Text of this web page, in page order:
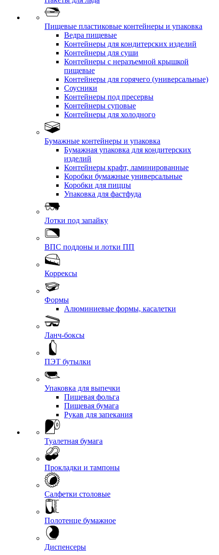
Пищевые пластиковые контейнеры и упаковка
Ведра пищевые
Контейнеры для кондитерских изделий
Контейнеры для суши
Контейнеры с неразъемной крышкой
пищевые
Контейнеры для горячего (универсальные)
Соусники
Контейнеры под пресервы
Контейнеры суповые
Контейнеры для холодного
Бумажные контейнеры и упаковка
Бумажная упаковка для кондитерских
изделий
Контейнеры крафт, ламинированные
Коробки бумажные универсальные
Коробки для пиццы
Упаковка для фастфуда
Лотки под запайку
ВПС поддоны и лотки ПП
Коррексы
Формы
Алюминиевые формы, касалетки
Ланч-боксы
ПЭТ бутылки
Упаковка для выпечки
Пищевая фольга
Пищевая бумага
Рукав для запекания
Туалетная бумага
Прокладки и тампоны
Салфетки столовые
Полотенце бумажное
Диспенсеры